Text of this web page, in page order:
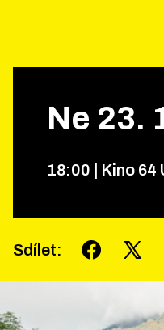
Ne 23.
18:00 Kino 64
Sdílet: